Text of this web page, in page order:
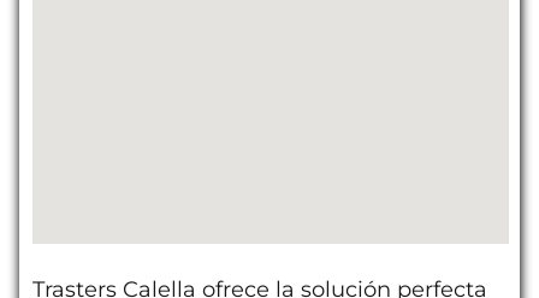
Trasters Calella ofrece la solución perfecta